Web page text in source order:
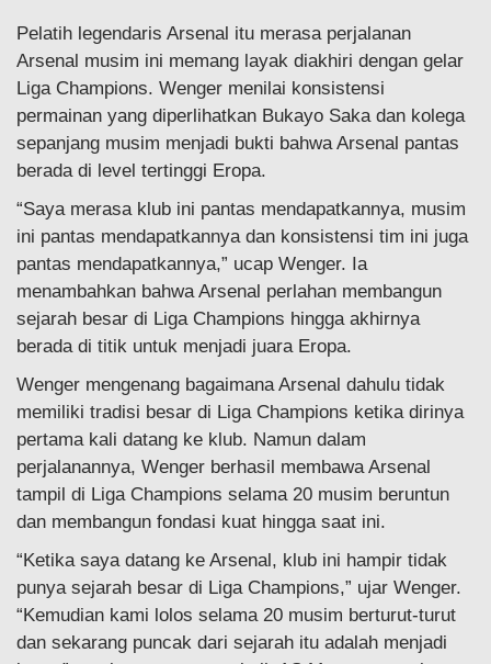
Pelatih legendaris Arsenal itu merasa perjalanan
Arsenal musim ini memang layak diakhiri dengan gelar
Liga Champions. Wenger menilai konsistensi
permainan yang diperlihatkan Bukayo Saka dan kolega
sepanjang musim menjadi bukti bahwa Arsenal pantas
berada di level tertinggi Eropa.
“Saya merasa klub ini pantas mendapatkannya, musim
ini pantas mendapatkannya dan konsistensi tim ini juga
pantas mendapatkannya,” ucap Wenger. Ia
menambahkan bahwa Arsenal perlahan membangun
sejarah besar di Liga Champions hingga akhirnya
berada di titik untuk menjadi juara Eropa.
Wenger mengenang bagaimana Arsenal dahulu tidak
memiliki tradisi besar di Liga Champions ketika dirinya
pertama kali datang ke klub. Namun dalam
perjalanannya, Wenger berhasil membawa Arsenal
tampil di Liga Champions selama 20 musim beruntun
dan membangun fondasi kuat hingga saat ini.
“Ketika saya datang ke Arsenal, klub ini hampir tidak
punya sejarah besar di Liga Champions,” ujar Wenger.
“Kemudian kami lolos selama 20 musim berturut-turut
dan sekarang puncak dari sejarah itu adalah menjadi